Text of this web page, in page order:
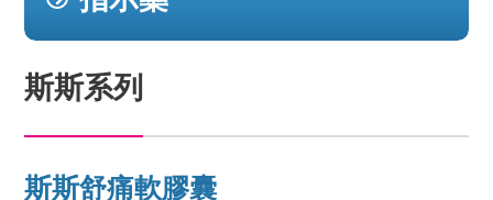
斯斯系列
斯斯舒痛軟膠囊